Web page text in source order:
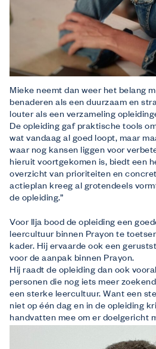
Mieke neemt dan weer het belang
benaderen als een duurzaam en
louter als een verzameling
De opleiding gaf praktische tools
wat vandaag al goed loopt, maar
waar nog kansen liggen voor
hieruit voortgekomen is, biedt een
overzicht van prioriteiten en
actieplan kreeg al grotendeels
de opleiding.”
Voor Ilja bood de opleiding een
leercultuur binnen Prayon te
kader. Hij ervaarde ook een
voor de aanpak binnen Prayon.
Hij raadt de opleiding dan ook
personen die nog iets meer
een sterke leercultuur. Want een
niet op één dag en in de opleiding
handvatten mee om er doelgericht